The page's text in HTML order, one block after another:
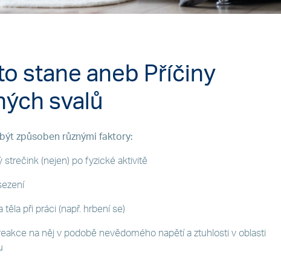
stane aneb Příčiny
svalů
být způsoben různými faktory:
strečink (nejen) po fyzické aktivitě
těla při práci (např. hrbení se)
na něj v podobě nevědomého napětí a ztuhlosti v oblasti